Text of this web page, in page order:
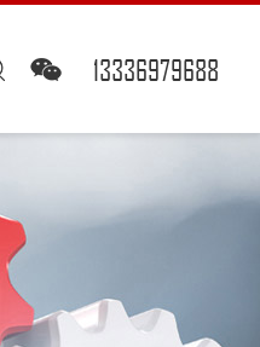
13336979688